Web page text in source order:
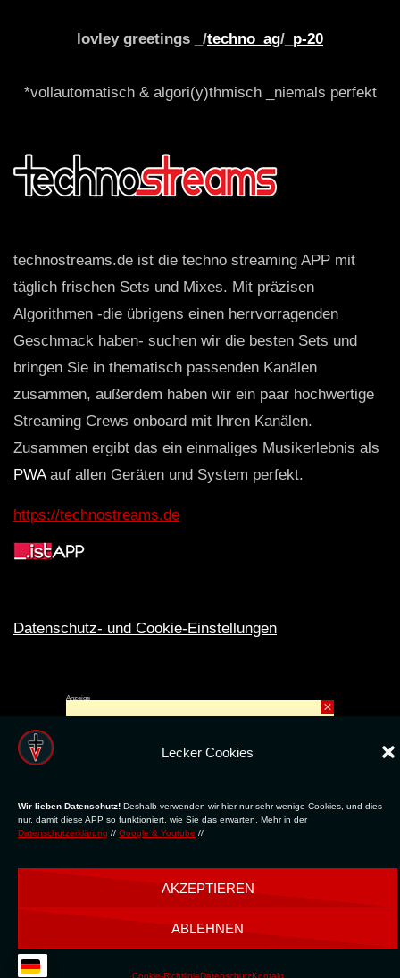
Lecker Cookies
Wir lieben Datenschutz! Deshalb verwenden wir hier nur sehr wenige Cookies, und dies
nur, damit diese APP so funktioniert, wie Sie das erwarten. Mehr in der
Datenschutzerklärung // Google & Youtube //
AKZEPTIEREN
ABLEHNEN
Cookie-RichtlinieDatenschutzKontakt
lovley greetings _/techno_ag/_ p-20
*vollautomatisch & algori(y)thmisch _niemals perfekt
technostreams.de ist die techno streaming APP mit
täglich frischen Sets und Mixes. Mit präzisen
Algorithmen -die übrigens einen herrvorragenden
Geschmack haben- suchen wir die besten Sets und
bringen Sie in thematisch passenden Kanälen
zusammen, außerdem haben wir ein paar hochwertige
Streaming Crews onboard mit Ihren Kanälen.
Zusammen ergibt das ein einmaliges Musikerlebnis als
PWAauf allen Geräten und System perfekt.
https://technostreams.de
Datenschutz- und Cookie-Einstellungen
Anzeige
×